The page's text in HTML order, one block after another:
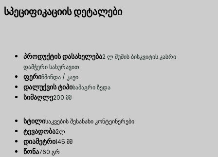
სპეციფიკაციის დეტალები
პროდუქტის დასახელება2 ლ შუშის ბისკვიტის კასრი
დამჭერი სახურავით
ფერიწმინდა / კაჟი
დალუქვის ტიპისამაგრი ზედა
სიმაღლე200 მმ
სტილისაკვების შესანახი კონტეინერები
ტევადობა2ლ
დიამეტრი145 მმ
წონა760 გრ